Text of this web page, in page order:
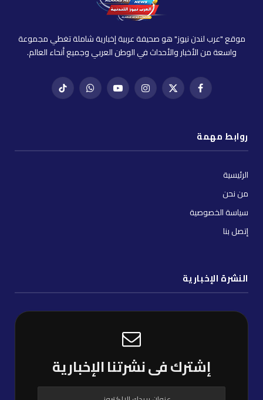
موقع "عرب لندن نيوز" هو صحيفة عربية إخبارية شاملة تغطي مجموعة
واسعة من الأخبار والأحداث في الوطن العربي وجميع أنحاء العالم.
فيسبوكX
إنستغراميوتيوب واتساب تيك
روابط مهمة
الرئيسية
من نحن
سياسة الخصوصية
إتصل بنا
النشرة الإخبارية
إشترك فى نشرتنا الإخبارية